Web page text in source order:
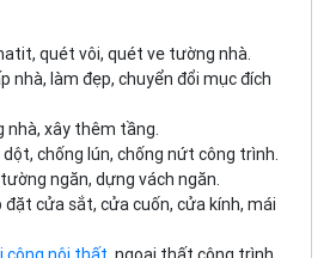
quét vôi, quét ve tường nhà.
nhà, làm đẹp, chuyển đổi mục đích
nhà, xây thêm tầng.
chống lún, chống nứt công trình.
ngăn, dựng vách ngăn.
cửa sắt, cửa cuốn, cửa kính, mái